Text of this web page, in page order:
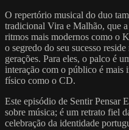
O repertório musical do duo
tradicional Vira e Malhão, que
ritmos mais modernos como o
o segredo do seu sucesso
gerações. Para eles, o palco é
interação com o público é mais
físico como o CD.
Este episódio de Sentir Pensar
sobre música; é um retrato fiel
celebração da identidade